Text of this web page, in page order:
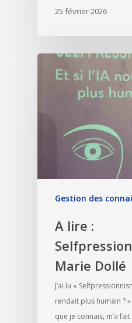
25 février 2026
Gestion des
A lire :
Marie Dollé
J’ai lu «
rendait plus humain ?
que je connais, m’a